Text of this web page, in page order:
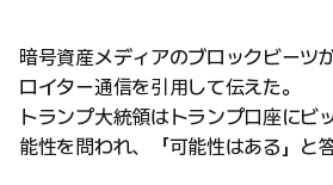
暗号資産メディアのブロックビーツ
ロイター通信を引用して伝えた。
トランプ大統領はトランプ口座にビ
能性を問われ、「可能性はある」と